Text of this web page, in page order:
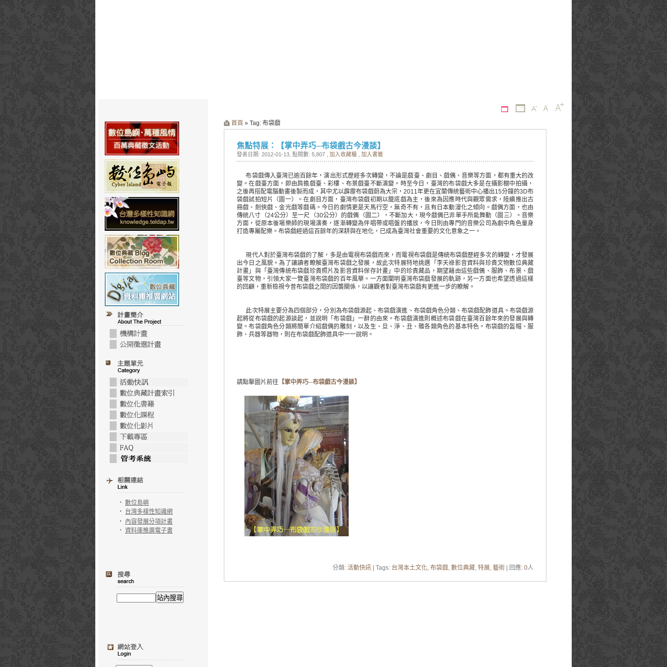
‧ 數位島嶼
‧ 台灣多樣性知識網
‧ 內容發展分項計畫
‧ 資料庫推廣電子書
首頁 » Tag: 布袋戲
焦點特展：【掌中弄巧─布袋戲古今漫談】
發表日期: 2012-01-13 , 點閱數: 5,807 , 加入收藏櫃 加入書籤
布袋戲傳入臺灣已逾百餘年，演出形式歷經多次轉變，不論是戲臺、劇目、戲偶、音樂等方面，都有重大的改
變。在戲臺方面，即由肩擔戲臺、彩樓、布景戲臺不斷演變。時至今日，臺灣的布袋戲大多是在攝影棚中拍攝，
之後再搭配電腦動畫後製而成，其中尤以霹靂布袋戲蔚為大宗， 2011年更在宜蘭傳統藝術中心播出15分鐘的3D布
袋戲試拍短片（圖一）。在劇目方面，臺灣布袋戲初期以籠底戲為主，後來為因應時代與觀眾需求，陸續推出古
冊戲、劍俠戲、金光戲等戲碼。今日的劇情更是天馬行空，無奇不有，且有日本動漫化之傾向。戲偶方面，也由
傳統八寸（24公分）至一尺（30公分）的戲偶（圖二），不斷加大，現今戲偶已非單手所能舞動（圖三）。音樂
方面，從原本後場樂師的現場演奏，逐漸轉變為伴唱帶或唱盤的播放，今日則由專門的音樂公司為劇中角色量身
打造專屬配樂。布袋戲經過這百餘年的深耕與在地化，已成為臺灣社會重要的文化意象之一。
現代人對於臺灣布袋戲的了解，多是由電視布袋戲而來，而電視布袋戲是傳統布袋戲歷經多次的轉變，才發展
出今日之風貌。為了讓讀者瞭解臺灣布袋戲之發展，故此次特展特地挑選「李天祿影音資料與珍貴文物數位典藏
計畫」與「臺灣傳統布袋戲珍貴照片及影音資料保存計畫」中的珍貴藏品，期望藉由這些戲偶、服飾、布景、戲
臺等文物，引領大家一覽臺灣布袋戲的百年風華。一方面闡明臺灣布袋戲發展的軌跡，另一方面也希望透過這樣
的回顧，重新檢視今昔布袋戲之間的因襲關係，以讓觀者對臺灣布袋戲有更進一步的瞭解。
此次特展主要分為四個部分，分別為布袋戲源起、布袋戲演進、布袋戲角色分類、布袋戲配飾道具。布袋戲源
起將從布袋戲的起源談起，並說明「布袋戲」一辭的由來。布袋戲演進則概述布袋戲在臺灣百餘年來的發展與轉
變。布袋戲角色分類將簡單介紹戲偶的雕刻，以及生、旦、淨、丑、雜各類角色的基本特色。布袋戲的盔帽、服
飾、兵器等器物，則在布袋戲配飾道具中一一說明。
請點擊圖片前往 【掌中弄巧─布袋戲古今漫談】
分類: 活動快訊 | Tags: 台灣本土文化, 布袋戲, 數位典藏, 特展, 藝術 | 回應: 0人